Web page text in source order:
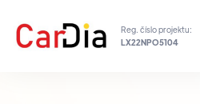
Reg. číslo projektu:
LX22NPO5104